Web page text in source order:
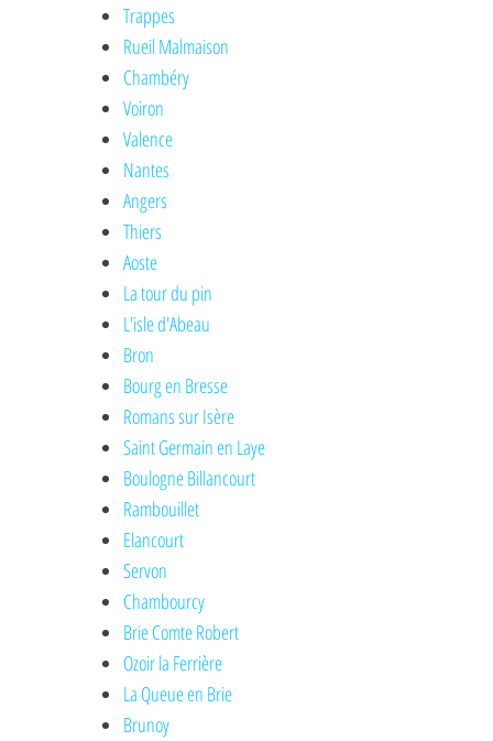
Trappes
Rueil Malmaison
Chambéry
Voiron
Valence
Nantes
Angers
Thiers
Aoste
La tour du pin
L'isle d'Abeau
Bron
Bourg en Bresse
Romans sur Isère
Saint Germain en Laye
Boulogne Billancourt
Rambouillet
Elancourt
Servon
Chambourcy
Brie Comte Robert
Ozoir la Ferrière
La Queue en Brie
Brunoy